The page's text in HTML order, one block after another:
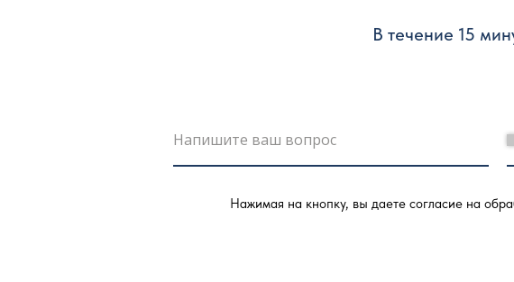
В течение 15
Нажимая на кнопку, вы даете согласие на